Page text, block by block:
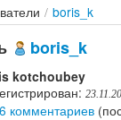
/ boris_k
boris_k
kotchoubey
комментариев